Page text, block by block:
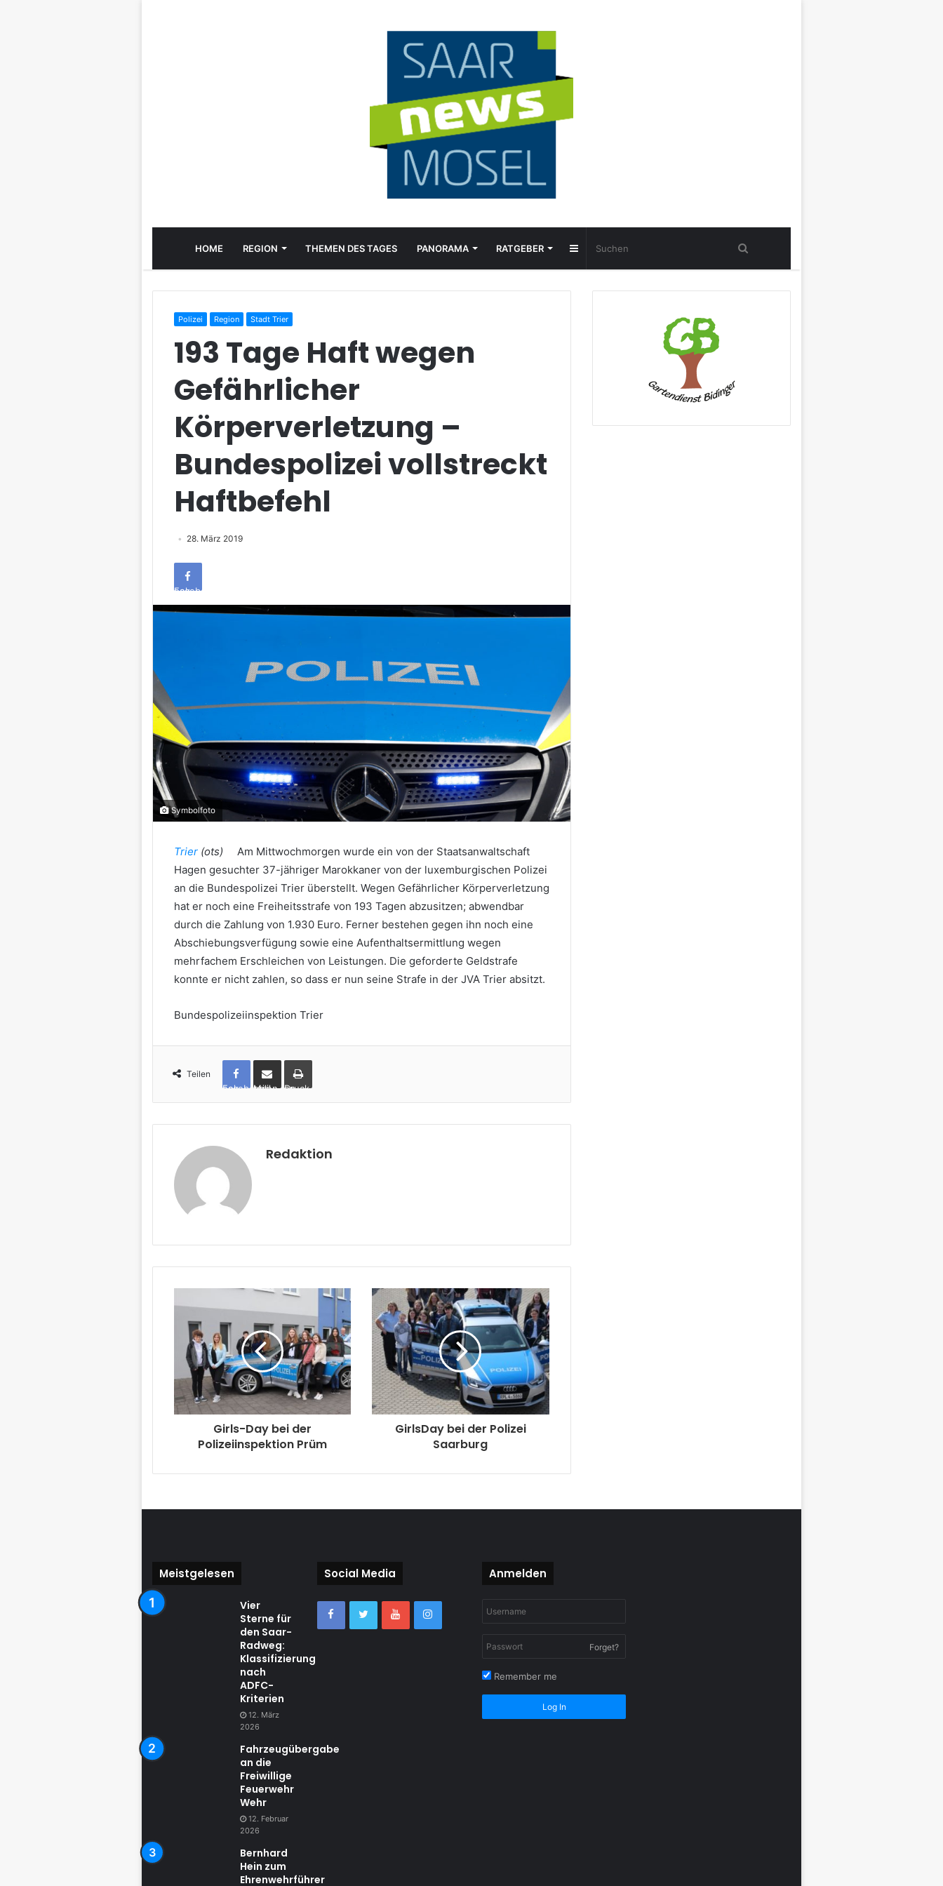
HOME REGION THEMEN DES TAGES PANORAMA RATGEBER Sidebar
Polizei Region Stadt Trier
193 Tage Haft wegen
Gefährlicher
Körperverletzung –
Bundespolizei vollstreckt
Haftbefehl
28. März 2019
Facebook
Symbolfoto
Trier(ots) Am Mittwochmorgen wurde ein von der Staatsanwaltschaft
Hagen gesuchter 37-jähriger Marokkaner von der luxemburgischen Polizei
an die Bundespolizei Trier überstellt. Wegen Gefährlicher Körperverletzung
hat er noch eine Freiheitsstrafe von 193 Tagen abzusitzen; abwendbar
durch die Zahlung von 1.930 Euro. Ferner bestehen gegen ihn noch eine
Abschiebungsverfügung sowie eine Aufenthaltsermittlung wegen
mehrfachem Erschleichen von Leistungen. Die geforderte Geldstrafe
konnte er nicht zahlen, so dass er nun seine Strafe in der JVA Trier absitzt.
Bundespolizeiinspektion Trier
Teilen
Facebook per Mail teilen Drucken
Redaktion
Girls-Day bei der
Polizeiinspektion Prüm
GirlsDay bei der Polizei
Saarburg
Meistgelesen
Vier
Sterne für
den Saar-
Radweg:
Klassifizierung
nach
ADFC-
Kriterien
12. März
2026
Fahrzeugübergabe
an die
Freiwillige
Feuerwehr
Wehr
12. Februar
2026
Bernhard
Hein zum
Ehrenwehrführer
Social Media Anmelden
Forget?
Remember me
Log In